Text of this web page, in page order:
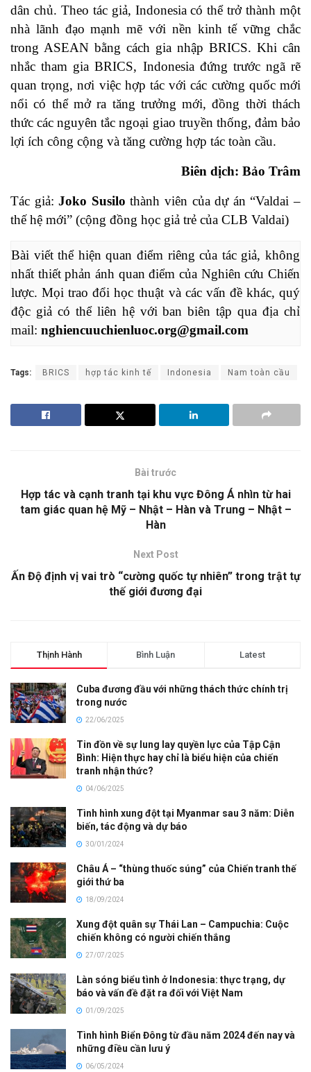
dân chủ. Theo tác giả, Indonesia có thể trở thành một
nhà lãnh đạo mạnh mẽ với nền kinh tế vững chắc
trong ASEAN bằng cách gia nhập BRICS. Khi cân
nhắc tham gia BRICS, Indonesia đứng trước ngã rẽ
quan trọng, nơi việc hợp tác với các cường quốc mới
nổi có thể mở ra tăng trưởng mới, đồng thời thách
thức các nguyên tắc ngoại giao truyền thống, đảm bảo
lợi ích công cộng và tăng cường hợp tác toàn cầu.
Biên dịch: Bảo Trâm
Tác giả:Joko Susilo thành viên của dự án “Valdai –
thế hệ mới” (cộng đồng học giả trẻ của CLB Valdai)
Bài viết thể hiện quan điểm riêng của tác giả, không
nhất thiết phản ánh quan điểm của Nghiên cứu Chiến
lược. Mọi trao đổi học thuật và các vấn đề khác, quý
độc giả có thể liên hệ với ban biên tập qua địa chỉ
mail: nghiencuuchienluoc.org@gmail.com
Tags: BRICS hợp tác kinh tế Indonesia Nam toàn cầu
Bài trước
Hợp tác và cạnh tranh tại khu vực Đông Á nhìn từ hai
tam giác quan hệ Mỹ – Nhật – Hàn và Trung – Nhật –
Hàn
Next Post
Ấn Độ định vị vai trò “cường quốc tự nhiên” trong trật tự
thế giới đương đại
Thịnh Hành Bình Luận Latest
Cuba đương đầu với những thách thức chính trị
trong nước
22/06/2025
Tin đồn về sự lung lay quyền lực của Tập Cận
Bình: Hiện thực hay chỉ là biểu hiện của chiến
tranh nhận thức?
04/06/2025
Tình hình xung đột tại Myanmar sau 3 năm: Diễn
biến, tác động và dự báo
30/01/2024
Châu Á – “thùng thuốc súng” của Chiến tranh thế
giới thứ ba
18/09/2024
Xung đột quân sự Thái Lan – Campuchia: Cuộc
chiến không có người chiến thắng
27/07/2025
Làn sóng biểu tình ở Indonesia: thực trạng, dự
báo và vấn đề đặt ra đối với Việt Nam
01/09/2025
Tình hình Biển Đông từ đầu năm 2024 đến nay và
những điều cần lưu ý
06/05/2024